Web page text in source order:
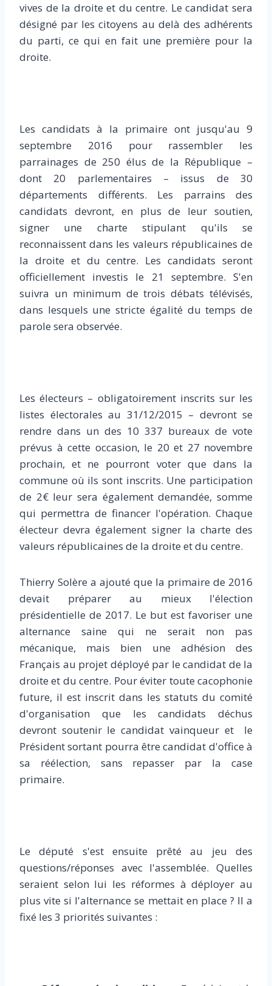
vives de la droite et du centre. Le candidat sera
désigné par les citoyens au delà des adhérents
du parti, ce qui en fait une première pour la
droite.
Les candidats à la primaire ont jusqu'au 9
septembre 2016 pour rassembler les
parrainages de 250 élus de la République –
dont 20 parlementaires – issus de 30
départements différents. Les parrains des
candidats devront, en plus de leur soutien,
signer une charte stipulant qu'ils se
reconnaissent dans les valeurs républicaines de
la droite et du centre. Les candidats seront
officiellement investis le 21 septembre. S'en
suivra un minimum de trois débats télévisés,
dans lesquels une stricte égalité du temps de
parole sera observée.
Les électeurs – obligatoirement inscrits sur les
listes électorales au 31/12/2015 – devront se
rendre dans un des 10 337 bureaux de vote
prévus à cette occasion, le 20 et 27 novembre
prochain, et ne pourront voter que dans la
commune où ils sont inscrits. Une participation
de 2€ leur sera également demandée, somme
qui permettra de financer l'opération. Chaque
électeur devra également signer la charte des
valeurs républicaines de la droite et du centre.
Thierry Solère a ajouté que la primaire de 2016
devait préparer au mieux l'élection
présidentielle de 2017. Le but est favoriser une
alternance saine qui ne serait non pas
mécanique, mais bien une adhésion des
Français au projet déployé par le candidat de la
droite et du centre. Pour éviter toute cacophonie
future, il est inscrit dans les statuts du comité
d'organisation que les candidats déchus
devront soutenir le candidat vainqueur et le
Président sortant pourra être candidat d'office à
sa réélection, sans repasser par la case
primaire.
Le député s'est ensuite prêté au jeu des
questions/réponses avec l'assemblée. Quelles
seraient selon lui les réformes à déployer au
plus vite si l'alternance se mettait en place ? Il a
fixé les 3 priorités suivantes :